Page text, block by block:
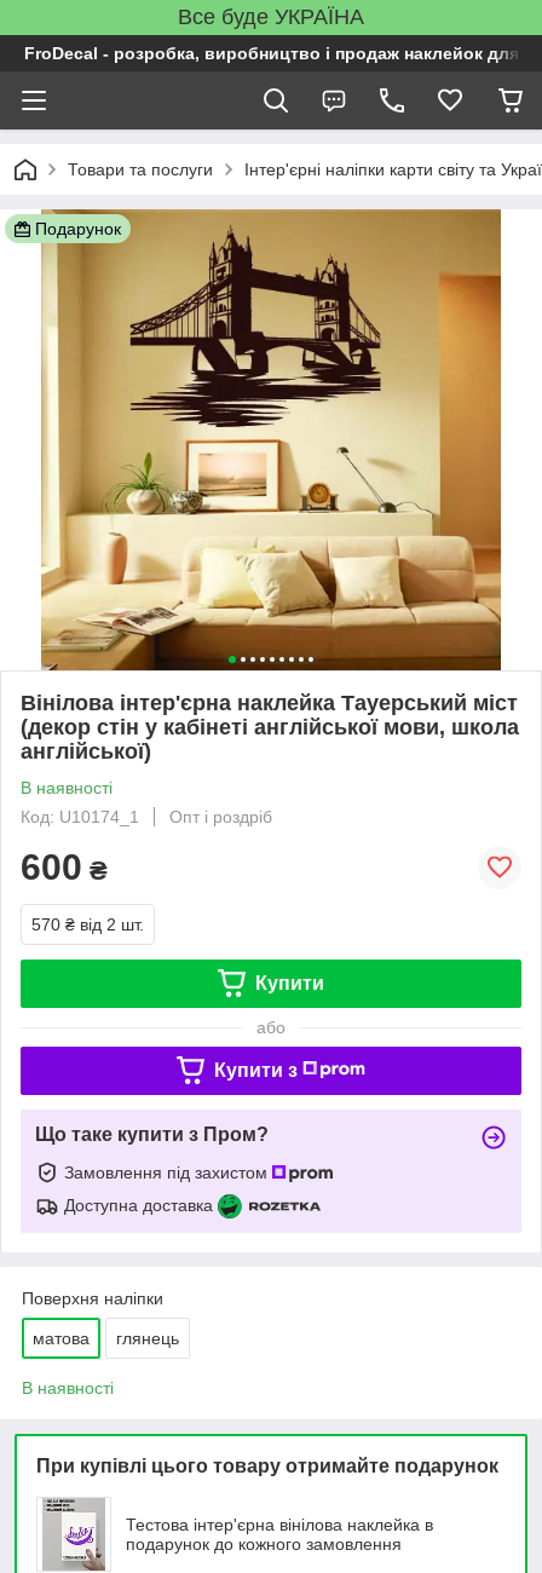
Все буде УКРАЇНА
FroDecal - розробка, виробництво і продаж наклейок для
Товари та послуги Інтер'єрні наліпки карти світу та
Подарунок
Вінілова інтер'єрна наклейка Тауерський міст
(декор стін у кабінеті англійської мови, школа
англійської)
В наявності
Код: U10174_1
Опт і роздріб
600 ₴
570 ₴ від 2 шт.
Купити
або
Купити з
Що таке купити з Пром?
Замовлення під захистом
Доступна доставка
Поверхня наліпки
матова глянець
В наявності
При купівлі цього товару отримайте подарунок
Тестова інтер'єрна вінілова наклейка в
подарунок до кожного замовлення